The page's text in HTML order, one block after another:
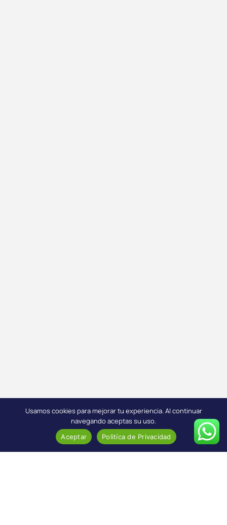
Usamos cookies para mejorar tu experiencia. Al continuar
navegando aceptas su uso.
Aceptar Politíca de Privacidad